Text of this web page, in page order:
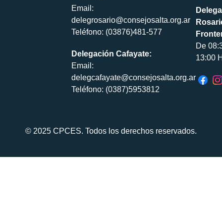
Email:
delegrosario@consejosalta.org.ar
Teléfono: (03876)481-577
Delegación Cafayate:
Email:
delegcafayate@consejosalta.org.ar
Teléfono: (0387)5953812
De
13:00
© 2025 CPCES. Todos los derechos reservados.